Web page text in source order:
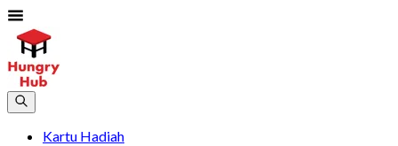
Kartu Hadiah